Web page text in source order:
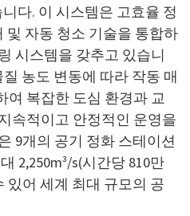
다. 이 시스템은 고효율 정
및 자동 청소 기술을 통합하
시스템을 갖추고 있습니
농도 변동에 따라 작동 매
여 복잡한 도심 환경과 교
속적이고 안정적인 운영을
9개의 공기 정화 스테이션
2,250m³/s(시간당 810만
있어 세계 최대 규모의 공